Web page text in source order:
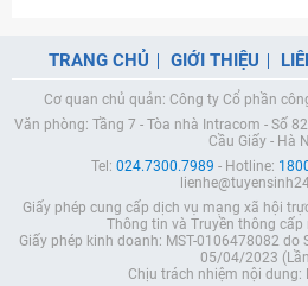
TRANG CHỦ GIỚI THIỆU
Cơ quan chủ quản: Công ty Cổ phần
Văn phòng: Tầng 7 - Tòa nhà Intracom - Số
Cầu Giấy - Hà
Tel: 024.7300.7989 - Hotline:
Giấy phép cung cấp dịch vụ mạng xã hội
Thông tin và Truyền thông
Giấy phép kinh doanh: MST-0106478082
05/04/2023
Chịu trách nhiệm nội dung: